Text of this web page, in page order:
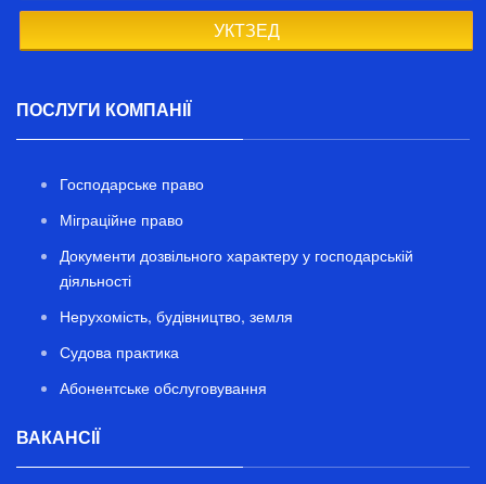
УКТЗЕД
ПОСЛУГИ КОМПАНІЇ
Господарське право
Міграційне право
Документи дозвільного характеру у господарській
діяльності
Нерухомість, будівництво, земля
Судова практика
Абонентське обслуговування
ВАКАНСІЇ